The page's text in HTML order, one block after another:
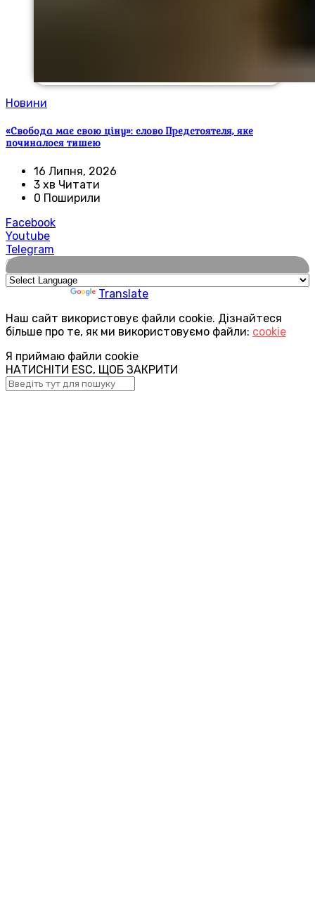
Новини
«Свобода має свою ціну»: слово Предстоятеля, яке
починалося тишею
16 Липня, 2026
3 хв Читати
0 Поширили
Facebook
Youtube
Telegram
🌍
Translate
Наш сайт використовує файли cookie. Дізнайтеся
більше про те, як ми використовуємо файли: cookie
Я приймаю файли cookie
НАТИСНІТИ ESC, ЩОБ ЗАКРИТИ